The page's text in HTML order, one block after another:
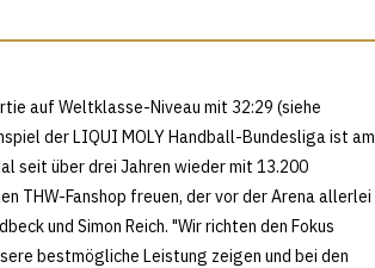
auf Weltklasse-Niveau mit 32:29 (siehe
der LIQUI MOLY Handball-Bundesliga ist am
seit über drei Jahren wieder mit 13.200
THW-Fanshop freuen, der vor der Arena allerlei
und Simon Reich. "Wir richten den Fokus
bestmögliche Leistung zeigen und bei den